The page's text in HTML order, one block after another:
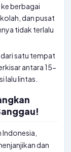
berbagai
dan pusat
tidak terlalu
satu tempat
antara 15-
lalu lintas.
dan